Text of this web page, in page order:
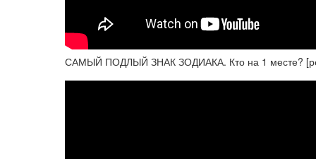
САМЫЙ ПОДЛЫЙ ЗНАК ЗОДИАКА. Кто на 1 месте?